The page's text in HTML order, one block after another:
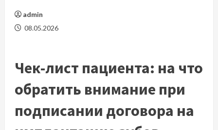
admin
08.05.2026
Чек-лист пациента: на что
обратить внимание при
подписании договора на